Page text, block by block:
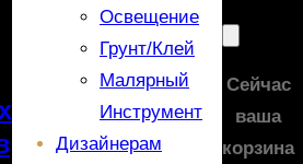
Освещение
Грунт/Клей
Малярный
Инструмент
Дизайнерам
Сейчас
ваша
корзина